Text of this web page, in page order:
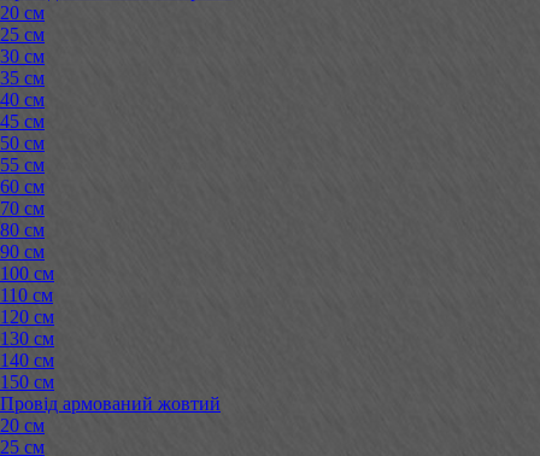
20 см
25 см
30 см
35 см
40 см
45 см
50 см
55 см
60 см
70 см
80 см
90 см
100 см
110 см
120 см
130 см
140 см
150 см
Провід армований жовтий
20 см
25 см